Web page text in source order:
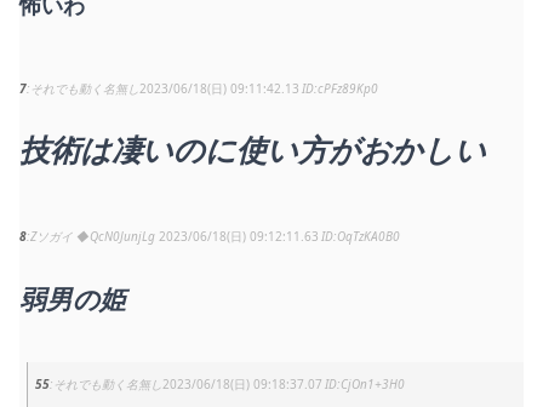
7 それでも動く名無し2023/06/18(日) 09:11:42.13 cPFz89Kp0
技術は凄いのに使い方がおかしい
8 Zソガイ ◆QcN0JunjLg 2023/06/18(日) 09:12:11.63 OqTzKA0B0
弱男の姫
55 それでも動く名無し2023/06/18(日) 09:18:37.07 CjOn1+3H0